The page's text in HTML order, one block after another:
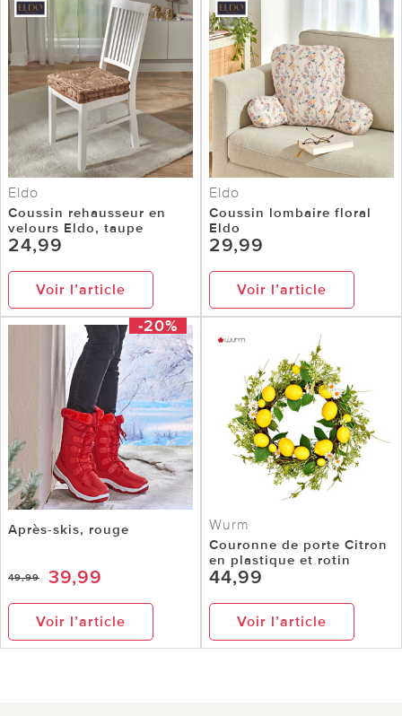
Eldo
Coussin rehausseur en
velours Eldo, taupe
24,99
Voir l’article
Eldo
Coussin lombaire floral
Eldo
29,99
Voir l’article
-20%
Après-skis, rouge
49,99 39,99
Voir l’article
Wurm
Couronne de porte Citron
en plastique et rotin
44,99
Voir l’article